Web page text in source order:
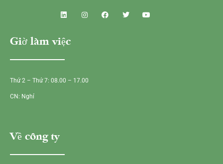
Giờ làm việc
Thứ 2 – Thứ 7: 08.00 – 17.00
CN: Nghỉ
Về công ty